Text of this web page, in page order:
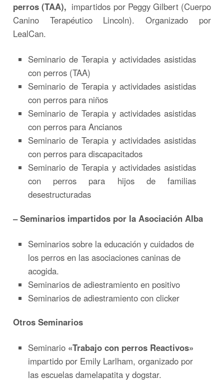
perros (TAA), impartidos por Peggy Gilbert (Cuerpo
Canino Terapéutico Lincoln). Organizado por
LealCan.
Seminario de Terapia y actividades asistidas
con perros (TAA)
Seminario de Terapia y actividades asistidas
con perros para niños
Seminario de Terapia y actividades asistidas
con perros para Ancianos
Seminario de Terapia y actividades asistidas
con perros para discapacitados
Seminario de Terapia y actividades asistidas
con perros para hijos de familias
desestructuradas
– Seminarios impartidos por la Asociación Alba
Seminarios sobre la educación y cuidados de
los perros en las asociaciones caninas de
acogida.
Seminarios de adiestramiento en positivo
Seminarios de adiestramiento con clicker
Otros Seminarios
Seminario «Trabajo con perros Reactivos»
impartido por Emily Larlham, organizado por
las escuelas damelapatita y dogstar.